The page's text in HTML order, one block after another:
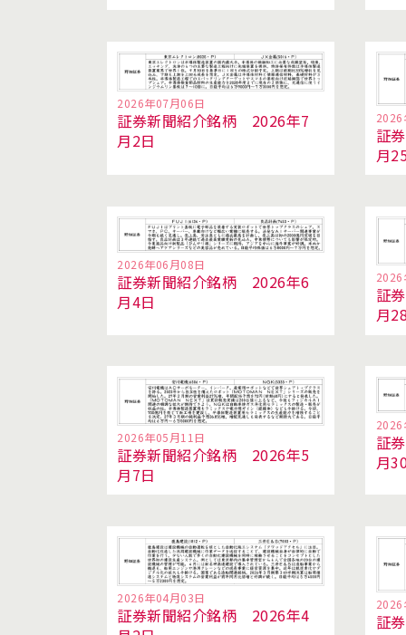
2026年07月06日
証券新聞紹介銘柄 2026年7
月2日
2026
証
月
2026年06月08日
証券新聞紹介銘柄 2026年6
月4日
2026
証
月
2026年05月11日
証券新聞紹介銘柄 2026年5
月7日
2026
証
月
2026年04月03日
証券新聞紹介銘柄 2026年4
2026
証